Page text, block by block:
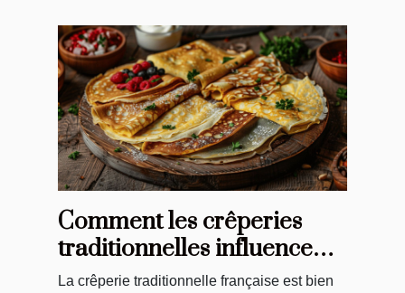
Comment les crêperies
traditionnelles influencent
la cuisine moderne
La crêperie traditionnelle française est bien